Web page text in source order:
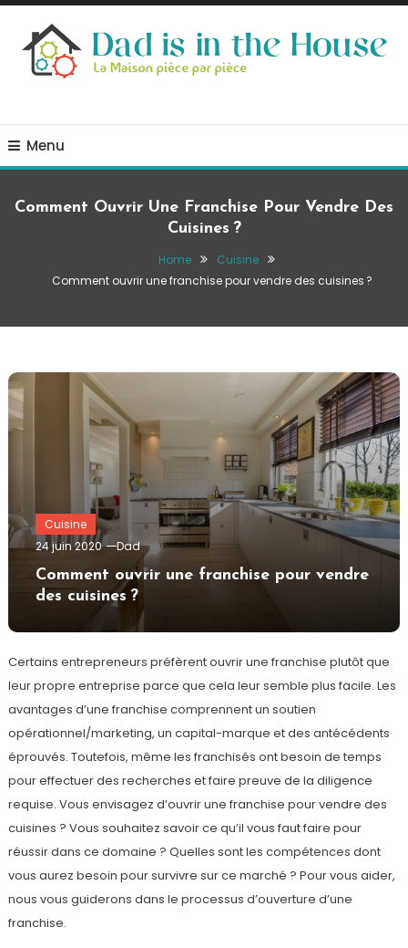
Skip
Content
Menu
Comment Ouvrir Une Franchise Pour Vendre Des
Cuisines ?
Home
Cuisine
Comment ouvrir une franchise pour vendre des cuisines ?
Cuisine
24 juin 2020
Dad
Comment ouvrir une franchise pour vendre
des cuisines ?
Certains entrepreneurs préfèrent ouvrir une franchise plutôt que
leur propre entreprise parce que cela leur semble plus facile. Les
avantages d’une franchise comprennent un soutien
opérationnel/marketing, un capital-marque et des antécédents
éprouvés. Toutefois, même les franchisés ont besoin de temps
pour effectuer des recherches et faire preuve de la diligence
requise. Vous envisagez d’ouvrir une franchise pour vendre des
cuisines ? Vous souhaitez savoir ce qu’il vous faut faire pour
réussir dans ce domaine ? Quelles sont les compétences dont
vous aurez besoin pour survivre sur ce marché ? Pour vous aider,
nous vous guiderons dans le processus d’ouverture d’une
franchise.